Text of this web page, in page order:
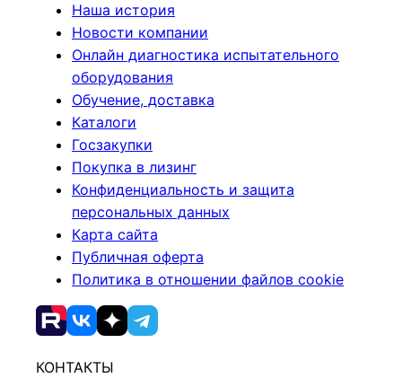
Наша история
Новости компании
Онлайн диагностика испытательного
оборудования
Обучение, доставка
Каталоги
Госзакупки
Покупка в лизинг
Конфиденциальность и защита
персональных данных
Карта сайта
Публичная оферта
Политика в отношении файлов cookie
КОНТАКТЫ